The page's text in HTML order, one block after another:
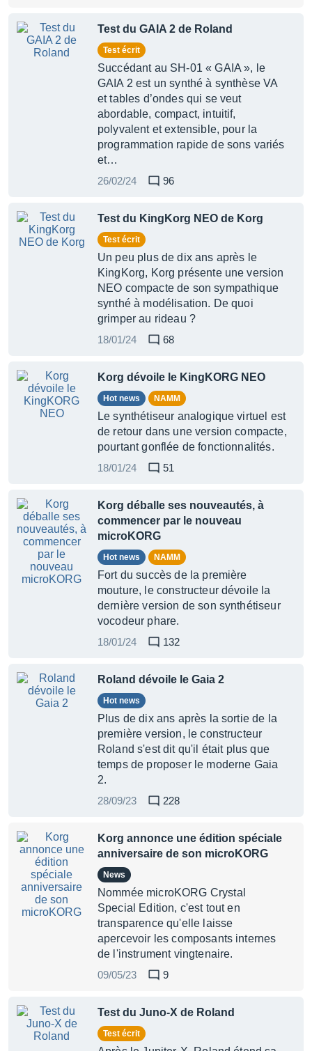
Test du GAIA 2 de Roland
Test écrit
Succédant au SH-01 « GAIA », le
GAIA 2 est un synthé à synthèse VA
et tables d’ondes qui se veut
abordable, compact, intuitif,
polyvalent et extensible, pour la
programmation rapide de sons variés
et…
26/02/24
96
Test du KingKorg NEO de Korg
Test écrit
Un peu plus de dix ans après le
KingKorg, Korg présente une version
NEO compacte de son sympathique
synthé à modélisation. De quoi
grimper au rideau ?
18/01/24
68
Korg dévoile le KingKORG NEO
Hot news NAMM
Le synthétiseur analogique virtuel est
de retour dans une version compacte,
pourtant gonflée de fonctionnalités.
18/01/24
51
Korg déballe ses nouveautés, à
commencer par le nouveau
microKORG
Hot news NAMM
Fort du succès de la première
mouture, le constructeur dévoile la
dernière version de son synthétiseur
vocodeur phare.
18/01/24
132
Roland dévoile le Gaia 2
Hot news
Plus de dix ans après la sortie de la
première version, le constructeur
Roland s'est dit qu'il était plus que
temps de proposer le moderne Gaia
2.
28/09/23
228
Korg annonce une édition spéciale
anniversaire de son microKORG
News
Nommée microKORG Crystal
Special Edition, c'est tout en
transparence qu'elle laisse
apercevoir les composants internes
de l'instrument vingtenaire.
09/05/23
9
Test du Juno-X de Roland
Test écrit